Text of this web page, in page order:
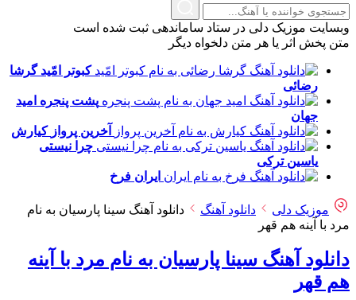
وبسایت موزیک دلی در ستاد ساماندهی ثبت شده است
متن پخش اثر یا هر متن دلخواه دیگر
کبوتر امّید گرشا
رضائی
پشت پنجره امید
جهان
آخرین پرواز کیارش
چرا نیستی
یاسین ترکی
ایران فرخ
موزیک دلی دانلود آهنگ
دانلود آهنگ سینا پارسیان به نام
مرد‌ با‌ آینه هم قهر
دانلود آهنگ سینا پارسیان به نام مرد‌ با‌ آینه
هم قهر